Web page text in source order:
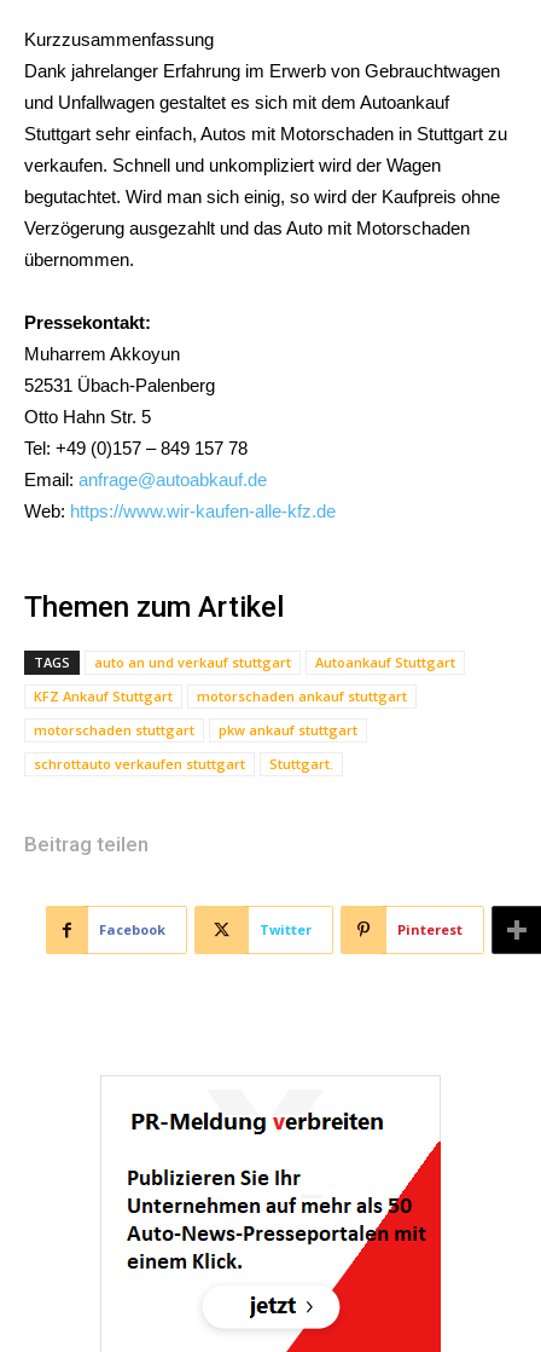
Kurzzusammenfassung
Dank jahrelanger Erfahrung im Erwerb von Gebrauchtwagen
und Unfallwagen gestaltet es sich mit dem Autoankauf
Stuttgart sehr einfach, Autos mit Motorschaden in Stuttgart zu
verkaufen. Schnell und unkompliziert wird der Wagen
begutachtet. Wird man sich einig, so wird der Kaufpreis ohne
Verzögerung ausgezahlt und das Auto mit Motorschaden
übernommen.
Pressekontakt:
Muharrem Akkoyun
52531 Übach-Palenberg
Otto Hahn Str. 5
Tel: +49 (0)157 – 849 157 78
Email: anfrage@autoabkauf.de
Web: https://www.wir-kaufen-alle-kfz.de
Themen zum Artikel
TAGS auto an und verkauf stuttgart
Autoankauf Stuttgart
KFZ Ankauf Stuttgart
motorschaden ankauf stuttgart
motorschaden stuttgart
pkw ankauf stuttgart
schrottauto verkaufen stuttgart
Stuttgart.
Beitrag teilen
Facebook Twitter Pinterest